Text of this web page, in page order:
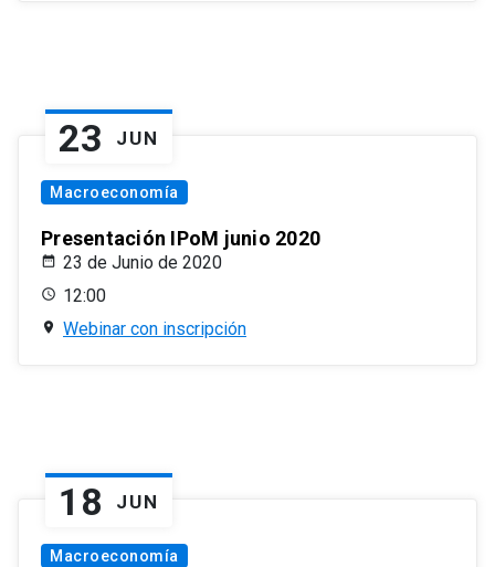
23 JUN
Macroeconomía
Presentación IPoM junio 2020
23 de Junio de 2020
12:00
Webinar con inscripción
18 JUN
Macroeconomía